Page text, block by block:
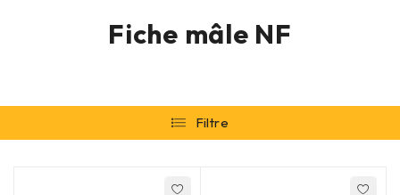
Fiche mâle NF
Filtre